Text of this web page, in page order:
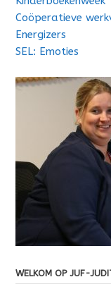
Coöperatieve
Energizers
SEL: Emoties
WELKOM OP JUF-